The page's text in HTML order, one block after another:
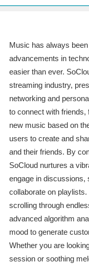
Music has always
advancements in
easier than ever.
streaming industry,
networking and
to connect with
new music based on
users to create and
and their friends. By
SoCloud nurtures a
engage in discussions,
collaborate on
scrolling through
advanced algorithm
mood to generate
Whether you are
session or soothing